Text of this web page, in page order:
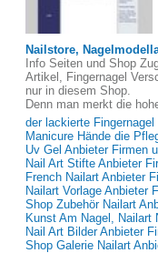
Nailstore,
Info Seiten und Shop
Artikel, Fingernagel
nur in diesem Shop.
Denn man merkt die
der lackierte
Manicure Hände die
Uv Gel Anbieter Firmen
Nail Art Stifte Anbieter
French Nailart Anbieter
Nailart Vorlage Anbieter
Shop Zubehör Nailart
Kunst Am Nagel, Nailart
Nail Art Bilder Anbieter
Shop Galerie Nailart